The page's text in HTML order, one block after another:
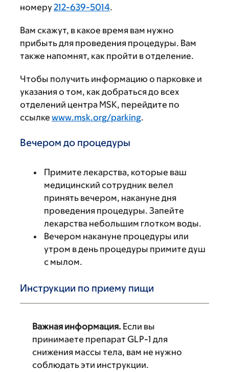
номеру212-639-5014.
Вам скажут, в какое время вам нужно
прибыть для проведения процедуры. Вам
также напомнят, как пройти в отделение.
Чтобы получить информацию о парковке и
указания о том, как добраться до всех
отделений центра MSK, перейдите по
ссылке www.msk.org/parking.
Вечером до процедуры
Примите лекарства, которые ваш
медицинский сотрудник велел
принять вечером, накануне дня
проведения процедуры. Запейте
лекарства небольшим глотком воды.
Вечером накануне процедуры или
утром в день процедуры примите душ
с мылом.
Инструкции по приему пищи
Важная информация. Если вы
принимаете препарат GLP-1 для
снижения массы тела, вам не нужно
соблюдать эти инструкции.